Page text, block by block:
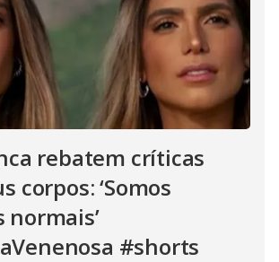
rebatem críticas
corpos: ‘Somos
#shorts